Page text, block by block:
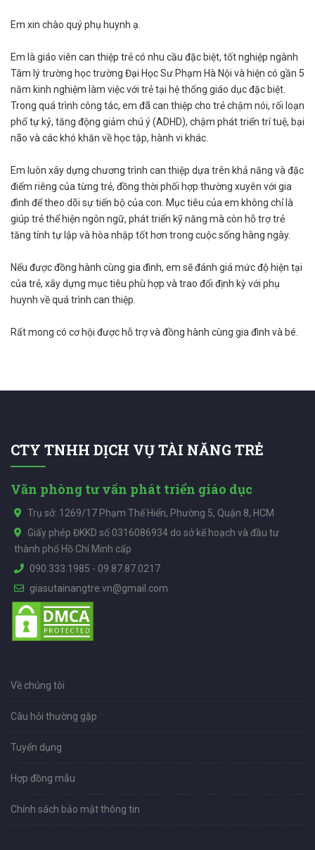
Em xin chào quý phụ huynh ạ.
Em là giáo viên can thiệp trẻ có nhu cầu đặc biệt, tốt nghiệp ngành
Tâm lý trường học trường Đại Học Sư Phạm Hà Nội và hiện có gần 5
năm kinh nghiệm làm việc với trẻ tại hệ thống giáo dục đặc biệt.
Trong quá trình công tác, em đã can thiệp cho trẻ chậm nói, rối loạn
phổ tự kỷ, tăng động giảm chú ý (ADHD), chậm phát triển trí tuệ, bại
não và các khó khăn về học tập, hành vi khác.
Em luôn xây dựng chương trình can thiệp dựa trên khả năng và đặc
điểm riêng của từng trẻ, đồng thời phối hợp thường xuyên với gia
đình để theo dõi sự tiến bộ của con. Mục tiêu của em không chỉ là
giúp trẻ thể hiện ngôn ngữ, phát triển kỹ năng mà còn hỗ trợ trẻ
tăng tính tự lập và hòa nhập tốt hơn trong cuộc sống hàng ngày.
Nếu được đồng hành cùng gia đình, em sẽ đánh giá mức độ hiện tại
của trẻ, xây dựng mục tiêu phù hợp và trao đổi định kỳ với phụ
huynh về quá trình can thiệp.
Rất mong có cơ hội được hỗ trợ và đồng hành cùng gia đình và bé.
CTY TNHH DỊCH VỤ TÀI NĂNG TRẺ
Văn phòng tư vấn phát triển giáo dục
Trụ sở: 1269/17 Phạm Thế Hiển, Phường 5, Quận 8, HCM
Giấy phép ĐKKD số 0316086934 do sở kế hoạch và đầu tư
thành phố Hồ Chí Minh cấp
090.333.1985 - 09.87.87.0217
giasutainangtre.vn@gmail.com
Về chúng tôi
Câu hỏi thường gặp
Tuyển dụng
Hợp đồng mẫu
Chính sách bảo mật thông tin